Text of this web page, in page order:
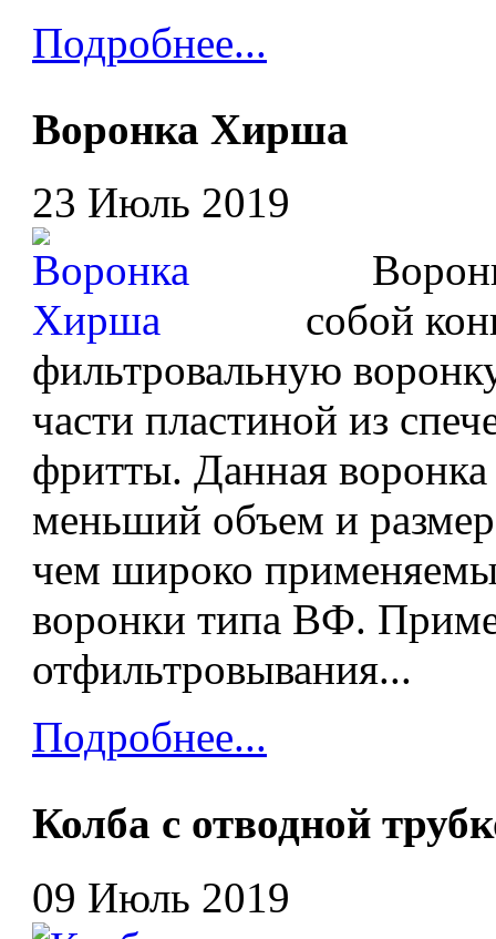
Подробнее...
Воронка Хирша
23 Июль 2019
собой
фильтровальную
части пластиной из
фритты. Данная
меньший объем и
чем широко
воронки типа ВФ.
отфильтровывания...
Подробнее...
Колба с отводной
09 Июль 2019